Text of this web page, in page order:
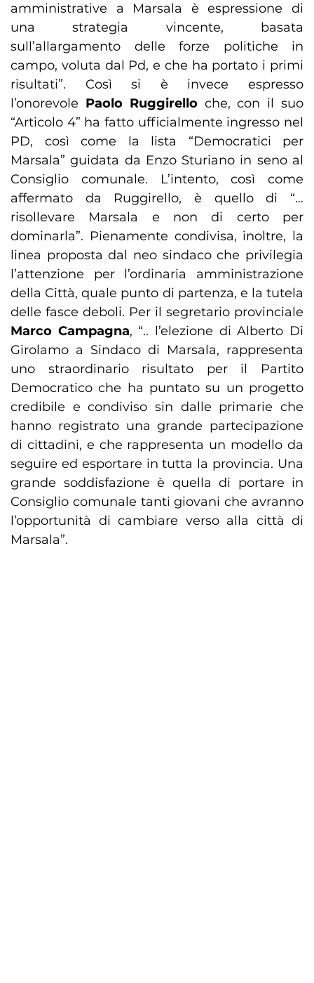
amministrative a Marsala è espressione di
una strategia vincente, basata
sull’allargamento delle forze politiche in
campo, voluta dal Pd, e che ha portato i primi
risultati”. Così si è invece espresso
l’onorevole Paolo Ruggirelloche, con il suo
“Articolo 4” ha fatto ufficialmente ingresso nel
PD, così come la lista “Democratici per
Marsala” guidata da Enzo Sturiano in seno al
Consiglio comunale. L’intento, così come
affermato da Ruggirello, è quello di “…
risollevare Marsala e non di certo per
dominarla”. Pienamente condivisa, inoltre, la
linea proposta dal neo sindaco che privilegia
l’attenzione per l’ordinaria amministrazione
della Città, quale punto di partenza, e la tutela
delle fasce deboli. Per il segretario provinciale
Marco Campagna, “.. l’elezione di Alberto Di
Girolamo a Sindaco di Marsala, rappresenta
uno straordinario risultato per il Partito
Democratico che ha puntato su un progetto
credibile e condiviso sin dalle primarie che
hanno registrato una grande partecipazione
di cittadini, e che rappresenta un modello da
seguire ed esportare in tutta la provincia. Una
grande soddisfazione è quella di portare in
Consiglio comunale tanti giovani che avranno
l’opportunità di cambiare verso alla città di
Marsala”.